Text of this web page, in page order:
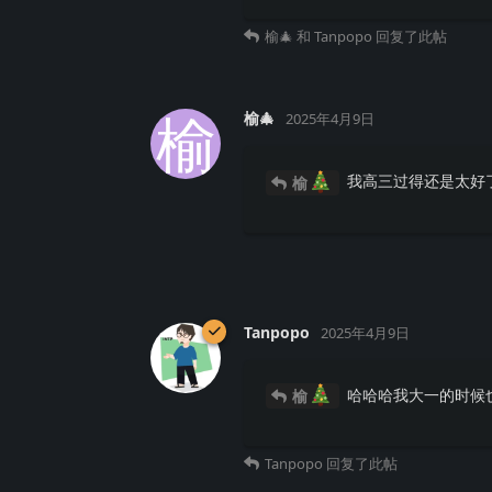
榆🎄 和 Tanpopo 回复了此帖
榆 榆🎄 2025年4月9日
榆 我高三过得还是太好
Tanpopo 2025年4月9日
榆 哈哈哈我大一的时候
Tanpopo 回复了此帖